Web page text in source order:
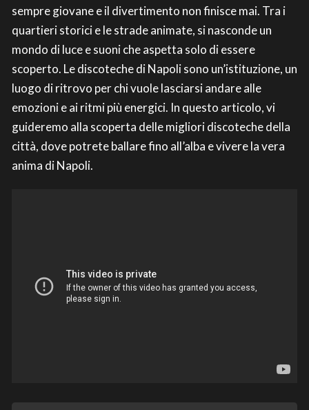
sempre giovane e il divertimento non finisce mai. Tra i
quartieri storici e le strade animate, si nasconde un
mondo di luce e suoni che aspetta solo di essere
scoperto. Le discoteche di Napoli sono un’istituzione, un
luogo di ritrovo per chi vuole lasciarsi andare alle
emozioni e ai ritmi più energici. In questo articolo, vi
guideremo alla scoperta delle migliori discoteche della
città, dove potrete ballare fino all’alba e vivere la vera
anima di Napoli.